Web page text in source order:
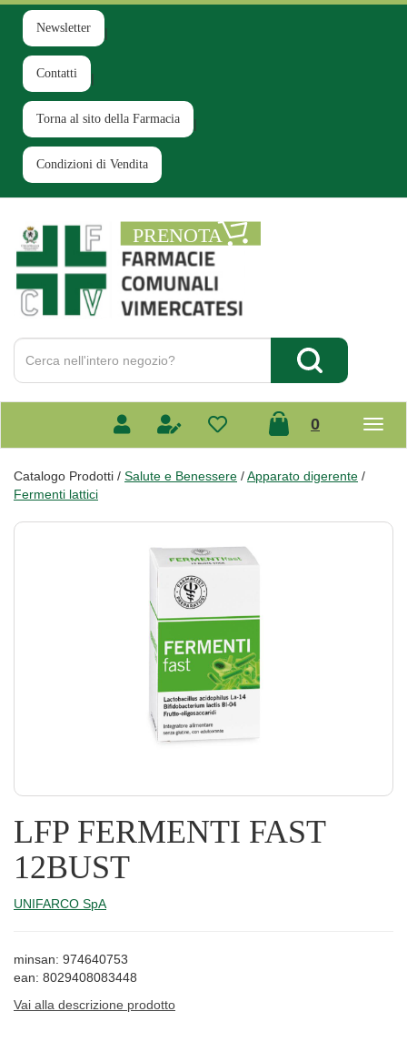
Passa
contenuto
principale
Newsletter
Contatti
Torna al sito della Farmacia
Condizioni di Vendita
Farmacia
Comunale
Cerca
Prodotto
Cerca Prodotto
0prodotti
Catalogo Prodotti / Salute e Benessere /Apparato digerente /
Fermenti lattici
LFP FERMENTI FAST
12BUST
UNIFARCO SpA
minsan: 974640753
ean: 8029408083448
Vai alla descrizione prodotto